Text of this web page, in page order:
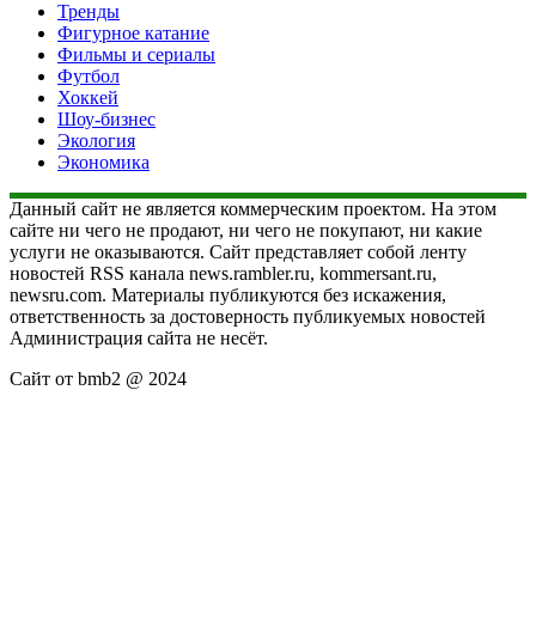
Тренды
Фигурное катание
Фильмы и сериалы
Футбол
Хоккей
Шоу-бизнес
Экология
Экономика
Данный сайт не является коммерческим проектом. На этом
сайте ни чего не продают, ни чего не покупают, ни какие
услуги не оказываются. Сайт представляет собой ленту
новостей RSS канала news.rambler.ru, kommersant.ru,
newsru.com. Материалы публикуются без искажения,
ответственность за достоверность публикуемых новостей
Администрация сайта не несёт.
Сайт от bmb2 @ 2024